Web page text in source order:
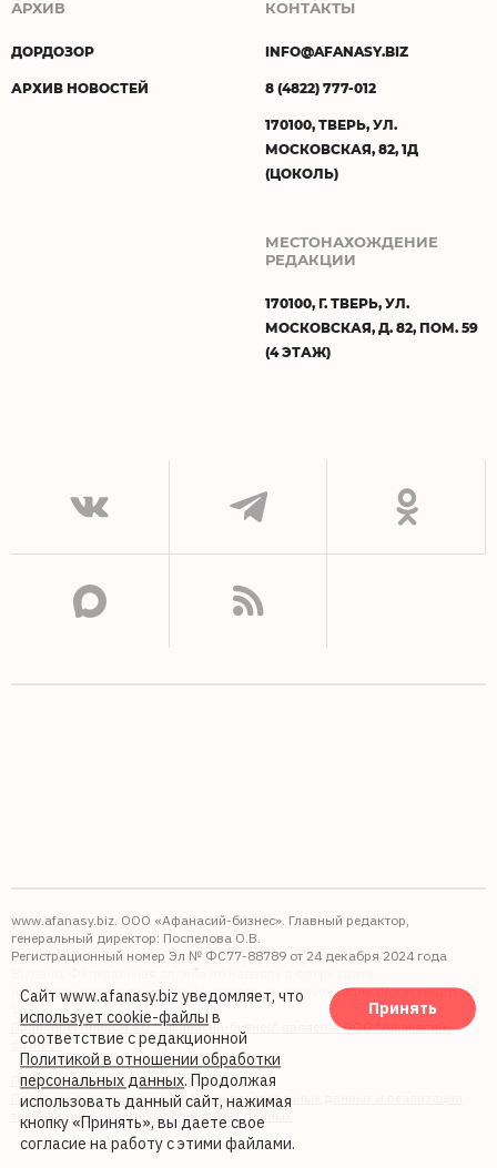
АРХИВ
ДОРДОЗОР
АРХИВ НОВОСТЕЙ
КОНТАКТЫ
INFO@AFANASY.BIZ
8 (4822) 777-012
170100, ТВЕРЬ, УЛ.
МОСКОВСКАЯ, 82, 1Д
(ЦОКОЛЬ)
МЕСТОНАХОЖДЕНИЕ
РЕДАКЦИИ
170100, Г. ТВЕРЬ, УЛ.
МОСКОВСКАЯ, Д. 82, ПОМ. 59
(4 ЭТАЖ)
www.afanasy.biz. ООО «Афанасий-бизнес». Главный редактор,
генеральный директор: Поспелова О.В.
Регистрационный номер Эл № ФС77-88789 от 24 декабря 2024 года
Выдано: Федеральная служба по надзору в сфере связи,
информационных технологий и массовых коммуникаций (Роскомнадзор).
Правопреемником АО "Афанасий-бизнес" является ООО "Афанасий-
бизнес"
Политика обработки файлов cookie
Политика в отношении обработки персональных данных и реализации
требований к защите персональных данных
Сайт www.afanasy.biz уведомляет, что
использует cookie-файлы в
соответствие с редакционной
Политикой в отношении обработки
персональных данных. Продолжая
использовать данный сайт, нажимая
кнопку «Принять», вы даете свое
согласие на работу с этими файлами.
Принять